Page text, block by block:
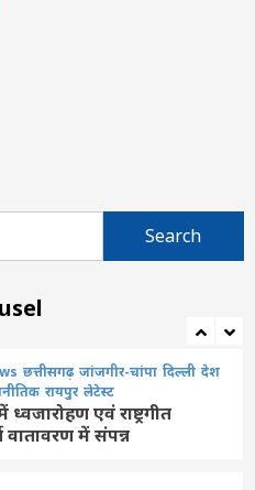
बिना किसी स्वार्थ या अपेक्षा
रहते हैं : पीएम मोदी
छत्तीसगढ़ जांजगीर-चांपा दिल्ली देश
रायपुर लेटेस्ट
ध्वजारोहण एवं राष्ट्रगीत
वातावरण में संपन्न